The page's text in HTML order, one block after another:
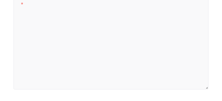
*